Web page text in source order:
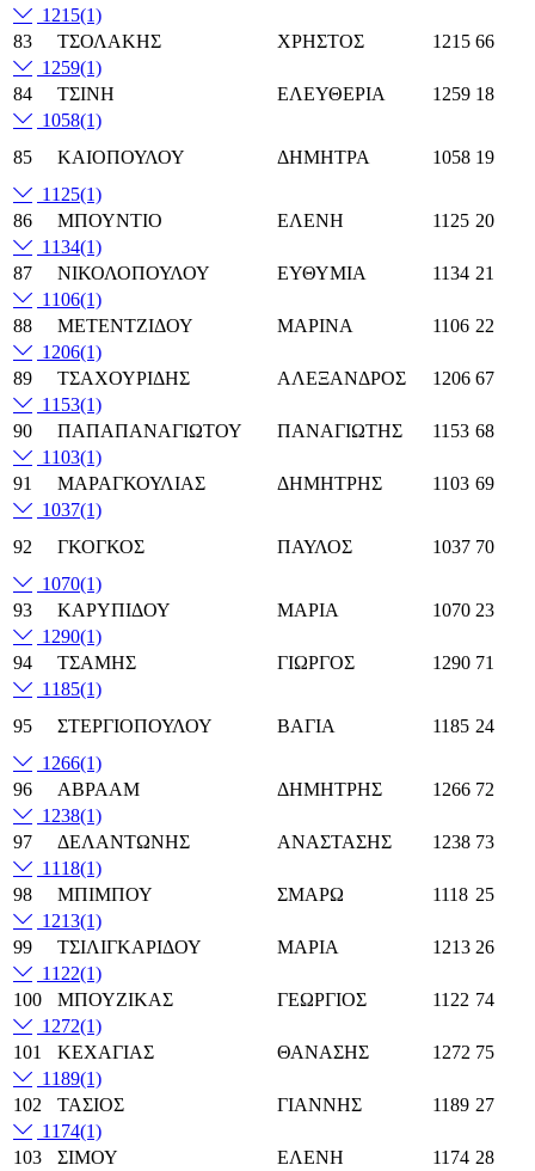
1215(1)
83
ΤΣΟΛΑΚΗΣ ΧΡΗΣΤΟΣ 1215 66
1259(1)
84
ΤΣΙΝΗ ΕΛΕΥΘΕΡΙΑ 1259 18
1058(1)
85
ΚΑΙΟΠΟΥΛΟΥ ΔΗΜΗΤΡΑ 1058 19
1125(1)
86
ΜΠΟΥΝΤΙΟ ΕΛΕΝΗ 1125 20
1134(1)
87
ΝΙΚΟΛΟΠΟΥΛΟΥ ΕΥΘΥΜΙΑ 1134 21
1106(1)
88
ΜΕΤΕΝΤΖΙΔΟΥ ΜΑΡΙΝΑ 1106 22
1206(1)
89
ΤΣΑΧΟΥΡΙΔΗΣ ΑΛΕΞΑΝΔΡΟΣ 1206 67
1153(1)
90
ΠΑΠΑΠΑΝΑΓΙΩΤΟΥ ΠΑΝΑΓΙΩΤΗΣ 1153 68
1103(1)
91
ΜΑΡΑΓΚΟΥΛΙΑΣ ΔΗΜΗΤΡΗΣ 1103 69
1037(1)
92
ΓΚΟΓΚΟΣ ΠΑΥΛΟΣ 1037 70
1070(1)
93
ΚΑΡΥΠΙΔΟΥ ΜΑΡΙΑ 1070 23
1290(1)
94
ΤΣΑΜΗΣ ΓΙΩΡΓΟΣ 1290 71
1185(1)
95
ΣΤΕΡΓΙΟΠΟΥΛΟΥ ΒΑΓΙΑ 1185 24
1266(1)
96
ΑΒΡΑΑΜ ΔΗΜΗΤΡΗΣ 1266 72
1238(1)
97
ΔΕΛΑΝΤΩΝΗΣ ΑΝΑΣΤΑΣΗΣ 1238 73
1118(1)
98
ΜΠΙΜΠΟΥ ΣΜΑΡΩ 1118 25
1213(1)
99
ΤΣΙΛΙΓΚΑΡΙΔΟΥ ΜΑΡΙΑ 1213 26
1122(1)
100
ΜΠΟΥΖΙΚΑΣ ΓΕΩΡΓΙΟΣ 1122 74
1272(1)
101
ΚΕΧΑΓΙΑΣ ΘΑΝΑΣΗΣ 1272 75
1189(1)
102
ΤΑΣΙΟΣ ΓΙΑΝΝΗΣ 1189 27
1174(1)
103
ΣΙΜΟΥ ΕΛΕΝΗ 1174 28